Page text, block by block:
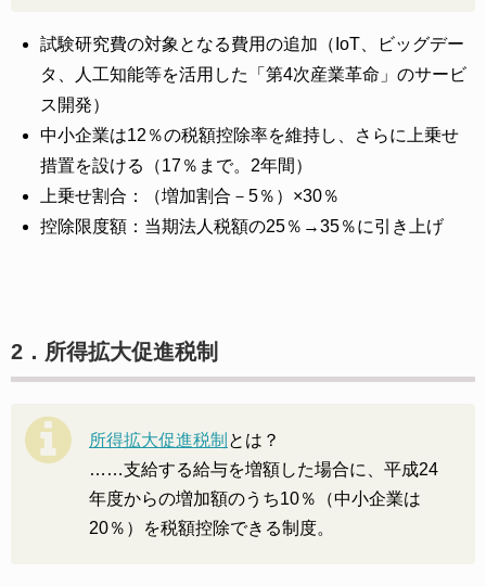
試験研究費の対象となる費用の追加（IoT、ビッグデー
タ、人工知能等を活用した「第4次産業革命」のサービ
ス開発）
中小企業は12％の税額控除率を維持し、さらに上乗せ
措置を設ける（17％まで。2年間）
上乗せ割合：（増加割合－5％）×30％
控除限度額：当期法人税額の25％→35％に引き上げ
2．所得拡大促進税制
所得拡大促進税制 とは？
……支給する給与を増額した場合に、平成24
年度からの増加額のうち10％（中小企業は
20％）を税額控除できる制度。